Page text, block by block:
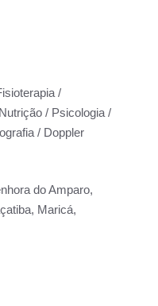
/
/ Psicologia /
/ Doppler
do Amparo,
Maricá,